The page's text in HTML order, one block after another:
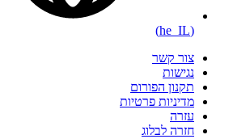
(he_IL)
צור קשר
נגישות
תקנון הפורום
מדיניות פרטיות
עזרה
חזרה לבלוג